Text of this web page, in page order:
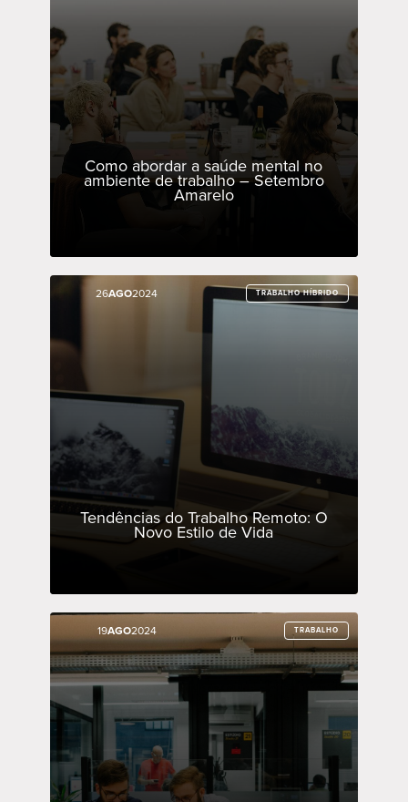
Como abordar a saúde mental no
ambiente de trabalho – Setembro
Amarelo
26AGO2024 TRABALHO HÍBRIDO
Tendências do Trabalho Remoto: O
Novo Estilo de Vida
26AGO2024 TRABALHO HÍBRIDO
19AGO2024 TRABALHO
19AGO2024 TRABALHO